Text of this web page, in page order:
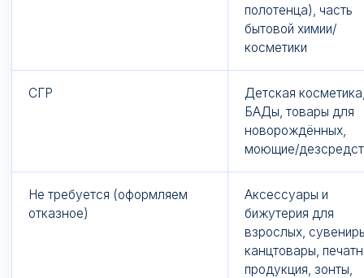
полотенца), часть
бытовой химии/
косметики
СГР
Детская
БАДы, товары для
новорождённых,
моющие/
Не требуется (оформляем
отказное)
Аксессуары и
бижутерия для
взрослых,
канцтовары,
продукция, зонты,